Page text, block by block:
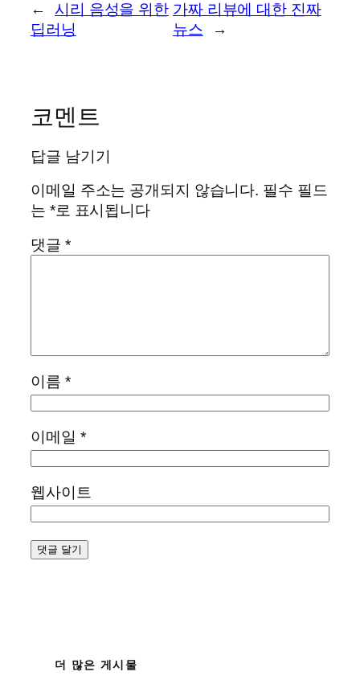
←
시리 음성을 위한
딥러닝
가짜 리뷰에 대한 진짜
뉴스
→
코멘트
답글 남기기
이메일 주소는 공개되지 않습니다. 필수 필드
는 *로 표시됩니다
댓글 *
이름 *
이메일 *
웹사이트
더 많은 게시물